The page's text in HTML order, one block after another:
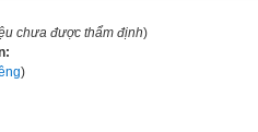
chưa được thẩm định)
)